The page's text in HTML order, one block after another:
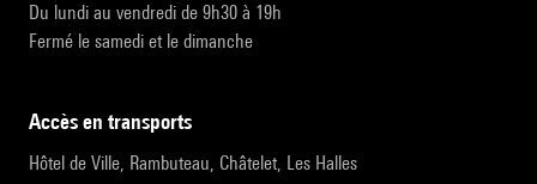
Du lundi au vendredi de 9h30 à 19h
Fermé le samedi et le dimanche
accès en transports
Hôtel de Ville, Rambuteau, Châtelet, Les Halles